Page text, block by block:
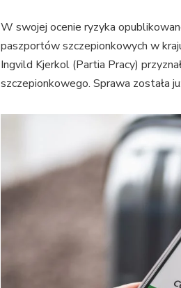
W swojej ocenie ryzyka
paszportów szczepionkowych w
Ingvild Kjerkol (Partia Pracy)
szczepionkowego. Sprawa została